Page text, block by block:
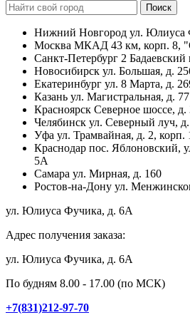
Поиск
Нижний Новгород ул. Юлиуса
Москва МКАД 43 км, корп. 8,
Санкт-Петербург 2 Бадаевский
Новосибирск ул. Большая, д.
Екатеринбург ул. 8 Марта, д.
Казань ул. Магистральная, д. 77
Красноярск Северное шоссе, д.
Челябинск ул. Северный луч,
Уфа ул. Трамвайная, д. 2, корп.
Краснодар пос. Яблоновский,
5А
Самара ул. Мирная, д. 160
Ростов-на-Дону ул.
ул. Юлиуса Фучика, д. 6А
Адрес получения заказа:
ул. Юлиуса Фучика, д. 6А
По будням 8.00 - 17.00 (по МСК)
+7(831)212-97-70